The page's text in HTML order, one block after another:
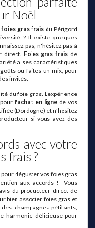
Noël
foies gras frais du Périgord
? Il existe quelques
pas, n'hésitez pas à
direct.
Foies gras frais de
a ses caractéristiques
ou faites un mix, pour
invités.
du foie gras. L'expérience
l'achat en lignede vos
(Dordogne) et n'hésitez
si vous avez des
avec votre
frais ?
déguster vos foies gras
aux accords ! Vous
du producteur direct de
bien associer foies gras et
champagnes pétillants,
harmonie délicieuse pour